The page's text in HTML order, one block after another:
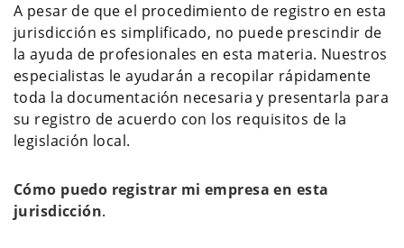
A pesar de que el procedimiento de registro en esta
jurisdicción es simplificado, no puede prescindir de
la ayuda de profesionales en esta materia. Nuestros
especialistas le ayudarán a recopilar rápidamente
toda la documentación necesaria y presentarla para
su registro de acuerdo con los requisitos de la
legislación local.
Cómo puedo registrar mi empresa en esta
jurisdicción.